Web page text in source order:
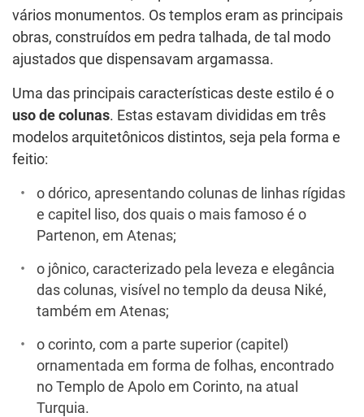
vários monumentos. Os templos eram as principais
obras, construídos em pedra talhada, de tal modo
ajustados que dispensavam argamassa.
Uma das principais características deste estilo é o
uso de colunas. Estas estavam divididas em três
modelos arquitetônicos distintos, seja pela forma e
feitio:
o dórico, apresentando colunas de linhas rígidas
e capitel liso, dos quais o mais famoso é o
Partenon, em Atenas;
o jônico, caracterizado pela leveza e elegância
das colunas, visível no templo da deusa Niké,
também em Atenas;
o corinto, com a parte superior (capitel)
ornamentada em forma de folhas, encontrado
no Templo de Apolo em Corinto, na atual
Turquia.